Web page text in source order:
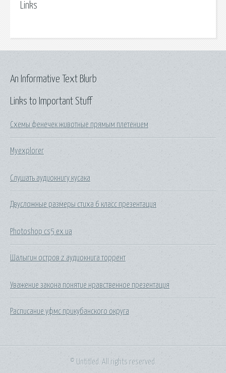
Links
Links to Important Stuff
Схемы фенечек животные прямым плетением
Myexplorer
Слушать аудиокнигу кусака
Двусложные размеры стиха 6 класс презентация
Photoshop cs5 ex ua
Шалыгин остров z аудиокнига торрент
Уважение закона понятие нравственное презентация
Расписание уфмс прикубанского округа
An Informative Text Blurb
© Untitled. All rights reserved.